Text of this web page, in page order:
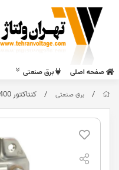
صفحه اصلی برق صنعتی
/ برق صنعتی / کنتاکتور 400 آمپر 220 ولت AC اشنایدر